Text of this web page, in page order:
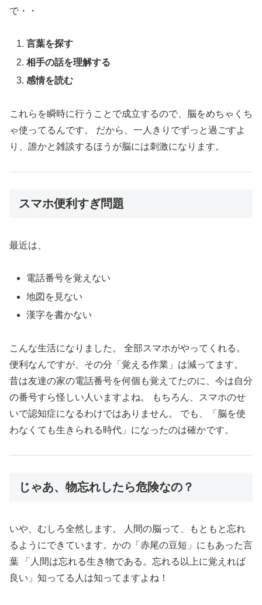
で・・
言葉を探す
相手の話を理解する
感情を読む
これらを瞬時に行うことで成立するので、脳をめちゃくち
ゃ使ってるんです。 だから、一人きりでずっと過ごすよ
り、誰かと雑談するほうが脳には刺激になります。
スマホ便利すぎ問題
最近は、
電話番号を覚えない
地図を見ない
漢字を書かない
こんな生活になりました。 全部スマホがやってくれる。
便利なんですが、その分「覚える作業」は減ってます。
昔は友達の家の電話番号を何個も覚えてたのに、今は自分
の番号すら怪しい人いますよね。 もちろん、スマホのせ
いで認知症になるわけではありません。 でも、「脳を使
わなくても生きられる時代」になったのは確かです。
じゃあ、物忘れしたら危険なの？
いや、むしろ全然します。 人間の脳って、もともと忘れ
るようにできています。かの「赤尾の豆短」にもあった言
葉 「人間は忘れる生き物である。忘れる以上に覚えれば
良い」知ってる人は知ってますよね！